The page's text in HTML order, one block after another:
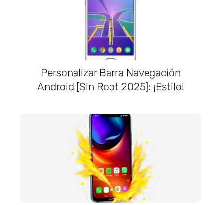
Personalizar Barra Navegación
Android [Sin Root 2025]: ¡Estilo!